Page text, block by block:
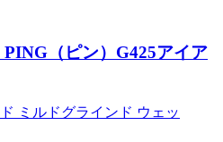
（ピン）G425アイア